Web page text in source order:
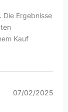
Die Ergebnisse
Kauf
07/02/2025